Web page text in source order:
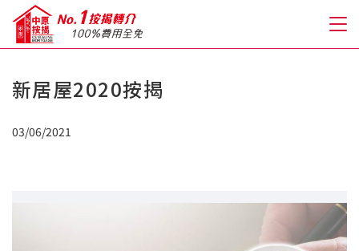
關於我們
新居屋2020按揭
03/06/2021